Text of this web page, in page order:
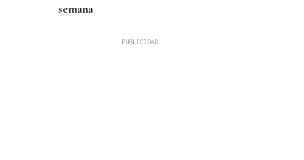
semana